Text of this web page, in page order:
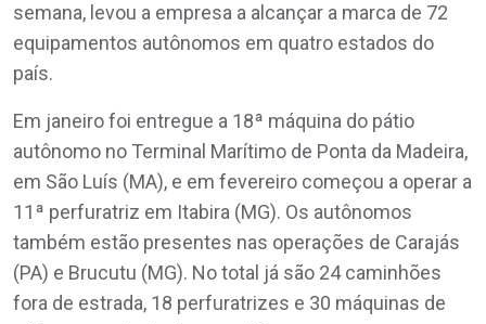
semana, levou a empresa a alcançar a marca de 72
equipamentos autônomos em quatro estados do
país.
Em janeiro foi entregue a 18ª máquina do pátio
autônomo no Terminal Marítimo de Ponta da Madeira,
em São Luís (MA), e em fevereiro começou a operar a
11ª perfuratriz em Itabira (MG). Os autônomos
também estão presentes nas operações de Carajás
(PA) e Brucutu (MG). No total já são 24 caminhões
fora de estrada, 18 perfuratrizes e 30 máquinas de